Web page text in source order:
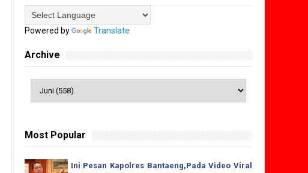
Powered by Translate
Archive
Most Popular
Ini Pesan Kapolres Bantaeng,Pada Video Viral